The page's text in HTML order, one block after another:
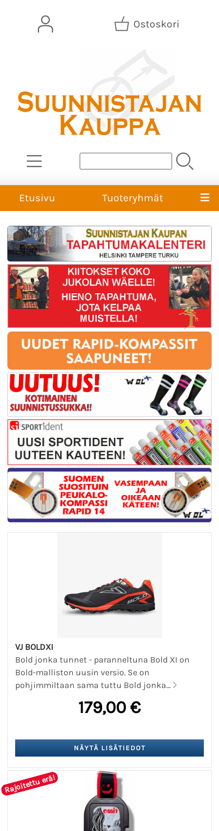
Ostoskori
Etusivu Tuoteryhmät
VJ BOLDXI
Bold jonka tunnet - paranneltuna Bold XI on
Bold-malliston uusin versio. Se on
pohjimmiltaan sama tuttu Bold jonka...
179,00 €
Rajoitettu erä!